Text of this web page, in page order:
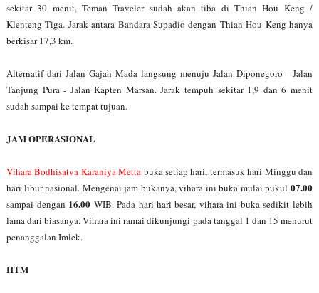
sekitar 30 menit, Teman Traveler sudah akan tiba di Thian Hou Keng /
Klenteng Tiga. Jarak antara Bandara Supadio dengan Thian Hou Keng hanya
berkisar 17,3 km.
Alternatif dari Jalan Gajah Mada langsung menuju Jalan Diponegoro - Jalan
Tanjung Pura - Jalan Kapten Marsan. Jarak tempuh sekitar 1,9 dan 6 menit
sudah sampai ke tempat tujuan.
JAM OPERASIONAL
Vihara Bodhisatva Karaniya Metta buka setiap hari, termasuk hari Minggu dan
hari libur nasional. Mengenai jam bukanya, vihara ini buka mulai pukul 07.00
sampai dengan 16.00 WIB. Pada hari-hari besar, vihara ini buka sedikit lebih
lama dari biasanya. Vihara ini ramai dikunjungi pada tanggal 1 dan 15 menurut
penanggalan Imlek.
HTM